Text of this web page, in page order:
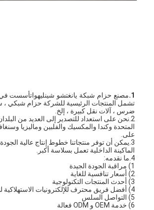
1. مصنع حزام شبكة يانغتشو شينليهوا
تشمل المنتجات الرئيسية للشركة حزام شبكي ،
ضرس ، آلات نقل كبيرة ، إلخ.
المتحدة وكندا والمكسيك والفلبين وماليزيا
على.
الماكينة الداخلية تعمل بسلاسة أكبر.
4.ما نقدمه:
1) مراقبة الجودة الجيدة
2) أسعار تنافسية للغاية
3) أحدث المنتجات التكنولوجية
4) أفضل فريق محترف للإلكترونيات الاستهلاكية لنمط الحياة.
5) التواصل السلس
6) خدمة OEM و ODM فعالة